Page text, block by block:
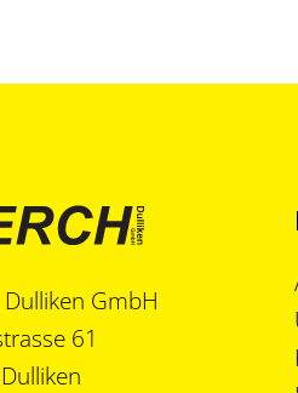
GmbH
61